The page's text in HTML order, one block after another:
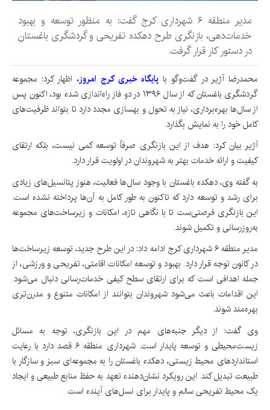
مدیر منطقه ۶ شهرداری کرج گفت: به منظور توسعه و بهبود
خدمات‌دهی، بازنگری طرح دهکده تفریحی و گردشگری باغستان
در دستور کار قرار گرفت.
محمدرضا آژیر در گفت‌وگو با پایگاه خبری کرج امروز، اظهار کرد: مجموعه
گردشگری باغستان که از سال ۱۳۹۶ در دو فاز راه‌اندازی شده بود، اکنون پس
از سال‌ها بهره‌برداری، نیاز به تحول و بهسازی مجدد دارد تا بتواند ظرفیت‌های
کامل خود را به نمایش بگذارد.
آژیر بیان کرد: هدف از این بازنگری صرفاً توسعه کمی نیست، بلکه ارتقای
کیفیت و ارائه خدمات بهتر به شهروندان در اولویت قرار دارد.
به گفته وی، دهکده باغستان با وجود سال‌ها فعالیت، هنوز پتانسیل‌های زیادی
برای رشد و توسعه دارد که تاکنون به طور کامل به آن‌ها پرداخته نشده است.
این بازنگری فرصتی‌ست تا با نگاهی تازه، امکانات و زیرساخت‌های مجموعه
به‌روزرسانی و تکمیل شوند.
مدیر منطقه ۶ شهرداری کرج ادامه داد: در این طرح جدید، توسعه زیرساخت‌ها
در کانون توجه قرار دارد. بهبود و توسعه امکانات اقامتی، تفریحی و ورزشی، از
جمله اهدافی است که برای ارتقای سطح کیفی خدمات‌رسانی دنبال می‌شود.
این اقدامات باعث می‌شود شهروندان بتوانند از امکانات متنوع و مدرن‌تری
بهره‌مند شوند.
وی گفت: از دیگر جنبه‌های مهم در این بازنگری، توجه به مسائل
زیست‌محیطی و توسعه پایدار است. شهرداری منطقه ۶ قصد دارد با رعایت
استانداردهای محیط زیستی، دهکده باغستان را به مجموعه‌ای سبز و سازگار با
طبیعت تبدیل کند. این رویکرد نشان‌دهنده تعهد به حفظ منابع طبیعی و ایجاد
یک محیط تفریحی سالم و پایدار برای نسل‌های آینده است.